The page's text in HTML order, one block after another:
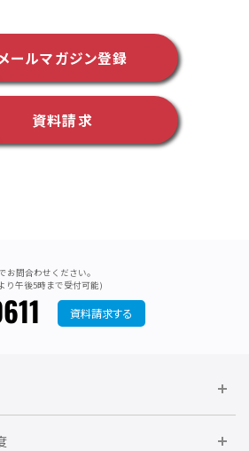
ールマガジン登録
資料請求
お問合わせください。
り午後5時まで受付可能)
資料請求する